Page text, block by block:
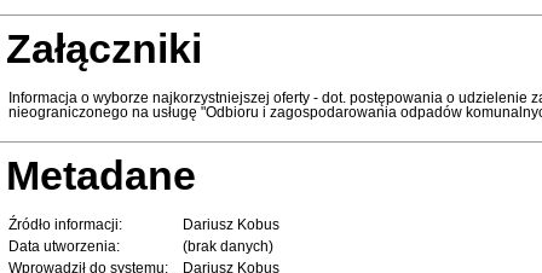
Załączniki
Informacja o wyborze najkorzystniejszej oferty - dot. postępowania o
nieograniczonego na usługę "Odbioru i zagospodarowania odpadów
Metadane
Źródło informacji:
Dariusz Kobus
Data utworzenia:
(brak danych)
Wprowadził do systemu:
Dariusz Kobus